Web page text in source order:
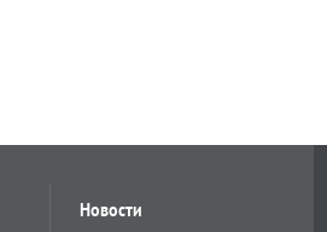
Новости